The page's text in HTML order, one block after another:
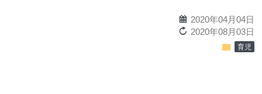
calendar 2020年04月04日
reload 2020年08月03日
folder 育児